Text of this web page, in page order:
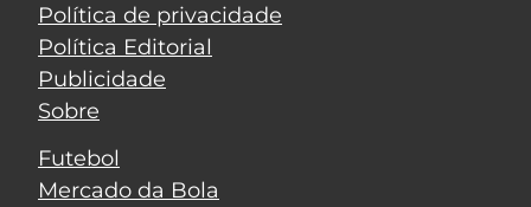
Política de privacidade
Política Editorial
Publicidade
Sobre
Futebol
Mercado da Bola